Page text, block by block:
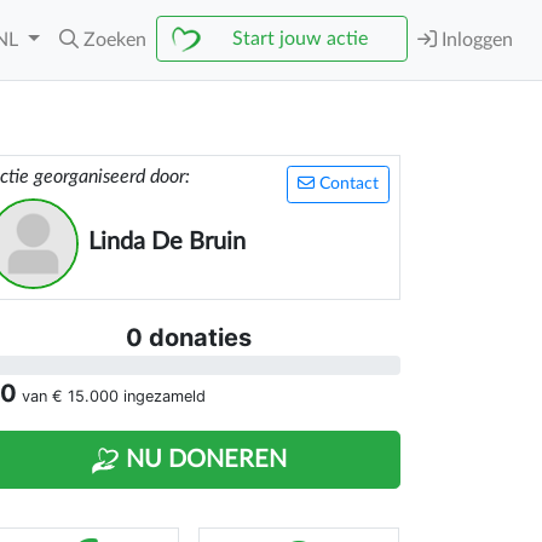
Zoeken Start jouw actie Inloggen
Contact
georganiseerd door:
Linda De Bruin
0 donaties
van € 15.000 ingezameld
NU DONEREN